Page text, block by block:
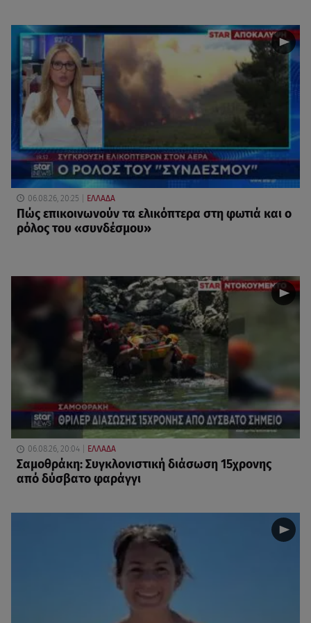
06.08.26, 20:25 ΕΛΛΑΔΑ
Πώς επικοινωνούν τα ελικόπτερα στη φωτιά και ο
ρόλος του «συνδέσμου»
06.08.26, 20:04 ΕΛΛΑΔΑ
Σαμοθράκη: Συγκλονιστική διάσωση 15χρονης
από δύσβατο φαράγγι